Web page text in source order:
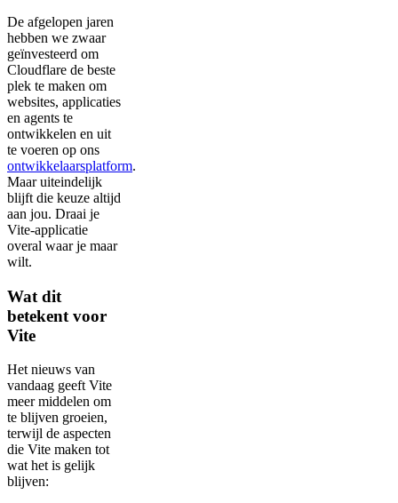
De afgelopen jaren
hebben we zwaar
geïnvesteerd om
Cloudflare de beste
plek te maken om
websites, applicaties
en agents te
ontwikkelen en uit
te voeren op ons
ontwikkelaarsplatform.
Maar uiteindelijk
blijft die keuze altijd
aan jou. Draai je
Vite-applicatie
overal waar je maar
wilt.
Wat dit
betekent voor
Vite
Het nieuws van
vandaag geeft Vite
meer middelen om
te blijven groeien,
terwijl de aspecten
die Vite maken tot
wat het is gelijk
blijven: